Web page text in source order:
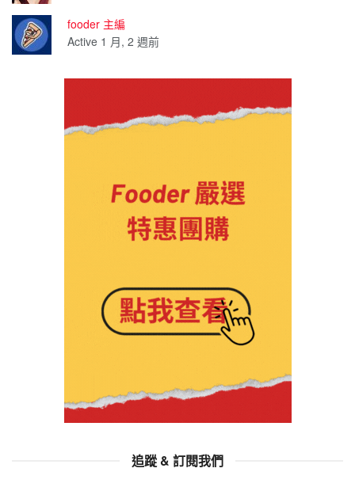
fooder 主編
Active 1 月, 2 週前
追蹤 & 訂閱我們